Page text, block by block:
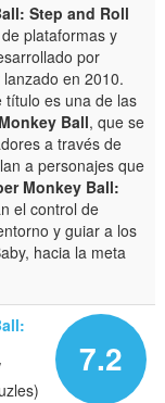
Step and Roll
plataformas y
por
lanzado en 2010.
título es una de las
Ball, que se
a través de
a personajes que
Monkey Ball:
el control de
y guiar a los
hacia la meta
7.2